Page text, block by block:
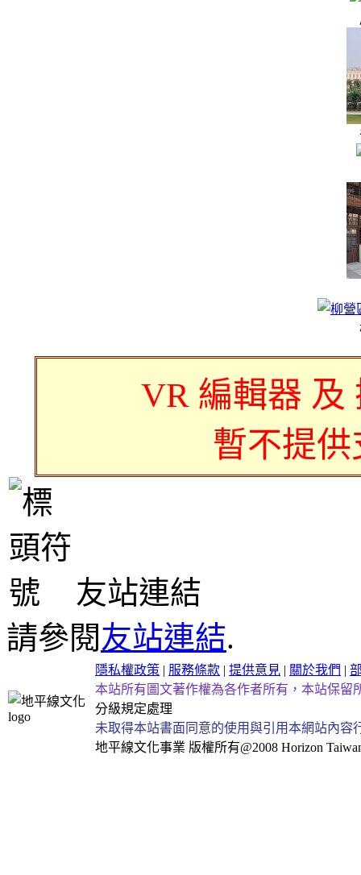
VR 編輯器 及
暫不提
友站連結
請參閱友站連結.
隱私權政策 | 服務條款 | 提供意見 | 關於我們 |
本站所有圖文著作權為各作者所有，本站保留
分級規定處理
未取得本站書面同意的使用與引用本網站內
地平線文化事業 版權所有@2008 Horizon